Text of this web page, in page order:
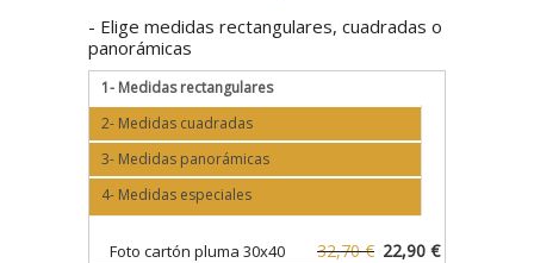
- Elige medidas rectangulares, cuadradas o
panorámicas
1- Medidas rectangulares
2- Medidas cuadradas
3- Medidas panorámicas
4- Medidas especiales
Foto cartón pluma 30x40 32,70 € 22,90 €